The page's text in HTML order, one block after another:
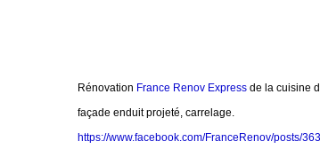
Rénovation France Renov Express de la cuisine
façade enduit projeté, carrelage.
https://www.facebook.com/FranceRenov/posts/